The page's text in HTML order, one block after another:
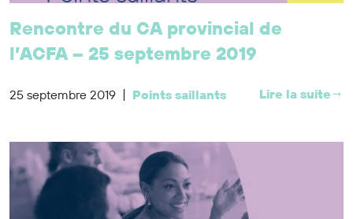
Rencontre du CA provincial de
l’ACFA – 25 septembre 2019
25 septembre 2019 | Points saillants Lire la suite